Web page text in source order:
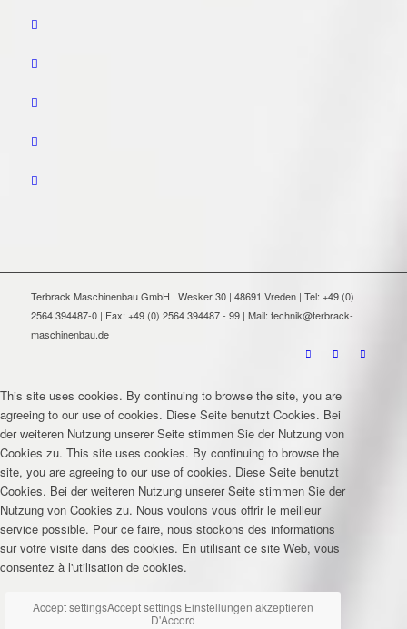
Terbrack Maschinenbau GmbH | Wesker 30 | 48691 Vreden | Tel: +49 (0)
2564 394487-0 | Fax: +49 (0) 2564 394487 - 99 | Mail: technik@terbrack-
maschinenbau.de
This site uses cookies. By continuing to browse the site, you are
agreeing to our use of cookies. Diese Seite benutzt Cookies. Bei
der weiteren Nutzung unserer Seite stimmen Sie der Nutzung von
Cookies zu. This site uses cookies. By continuing to browse the
site, you are agreeing to our use of cookies. Diese Seite benutzt
Cookies. Bei der weiteren Nutzung unserer Seite stimmen Sie der
Nutzung von Cookies zu. Nous voulons vous offrir le meilleur
service possible. Pour ce faire, nous stockons des informations
sur votre visite dans des cookies. En utilisant ce site Web, vous
consentez à l'utilisation de cookies.
Accept settingsAccept settings Einstellungen akzeptieren
D'Accord